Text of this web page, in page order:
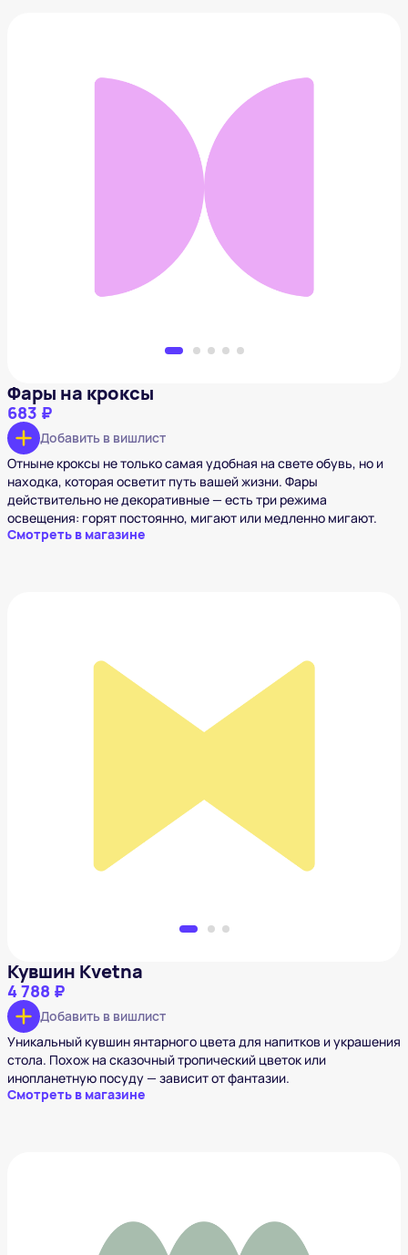
Фары на кроксы
683 ₽
Добавить в вишлист
Фары на кроксы
683 ₽
Добавить в вишлист
Отныне кроксы не только самая удобная на свете обувь, но и
находка, которая осветит путь вашей жизни. Фары
действительно не декоративные — есть три режима
освещения: горят постоянно, мигают или медленно мигают.
Смотреть в магазине
Добавить в вишлист
Кувшин Kvetna
4 788 ₽
Добавить в вишлист
Уникальный кувшин янтарного цвета для напитков и украшения
стола. Похож на сказочный тропический цветок или
инопланетную посуду — зависит от фантазии.
Смотреть в магазине